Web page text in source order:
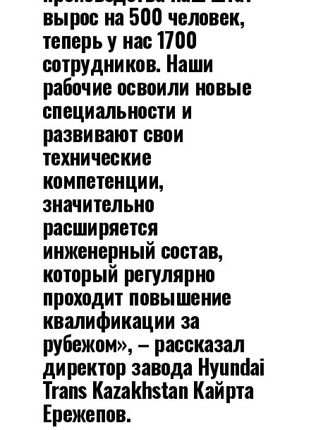
вырос на 500 человек,
теперь у нас 1700
сотрудников. Наши
рабочие освоили новые
специальности и
развивают свои
технические
компетенции,
значительно
расширяется
инженерный состав,
который регулярно
проходит повышение
квалификации за
рубежом», – рассказал
директор завода Hyundai
Trans Kazakhstan Кайрта
Ережепов.